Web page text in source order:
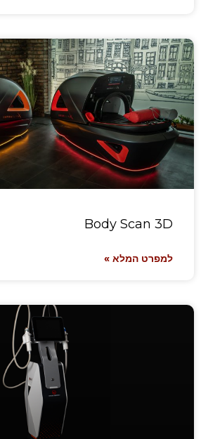
Body Scan 3D
למפרט המלא »